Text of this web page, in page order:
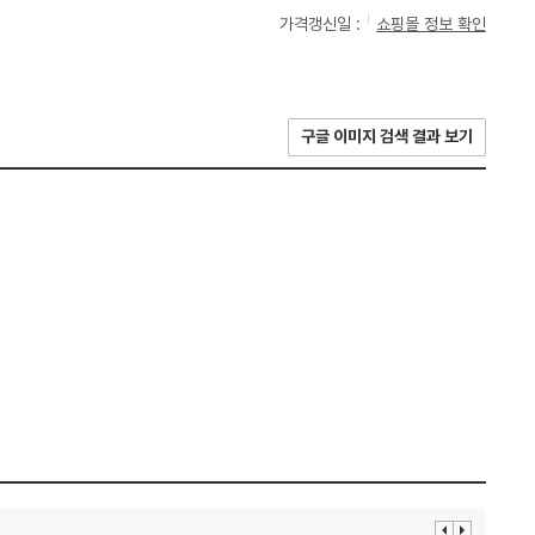
가격갱신일 : 쇼핑몰 정보 확인
구글 이미지 검색 결과 보기